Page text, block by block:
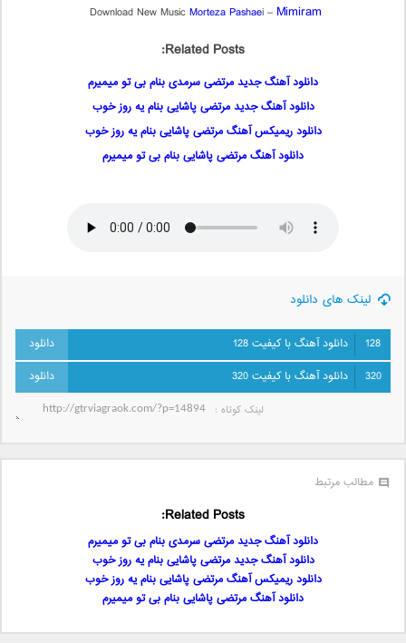
Download New MusicMorteza Pashaei – Mimiram
Related Posts:
دانلود آهنگ جدید مرتضی سرمدی بنام بی تو میمیرم
دانلود آهنگ جدید مرتضی پاشایی بنام یه روز خوب
دانلود ریمیکس آهنگ مرتضی پاشایی بنام یه روز خوب
دانلود آهنگ مرتضی پاشایی بنام بی تو میمیرم
لینک های دانلود
128
دانلود آهنگ با کیفیت 128
320
دانلود آهنگ با کیفیت 320
لینک کوتاه‌ :
مطالب مرتبط
Related Posts:
دانلود آهنگ جدید مرتضی سرمدی بنام بی تو میمیرم
دانلود آهنگ جدید مرتضی پاشایی بنام یه روز خوب
دانلود ریمیکس آهنگ مرتضی پاشایی بنام یه روز خوب
دانلود آهنگ مرتضی پاشایی بنام بی تو میمیرم